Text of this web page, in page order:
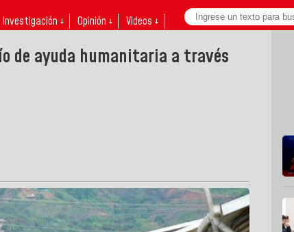
Investigación ↓ Opinión ↓ Videos ↓
de ayuda humanitaria a través